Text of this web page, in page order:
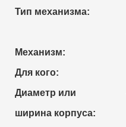
Тип механизма:
Механизм:
Для кого:
Диаметр или
ширина корпуса: